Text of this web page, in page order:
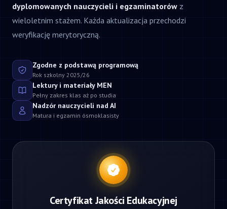
dyplomowanych nauczycieli i egzaminatorów z
wieloletnim stażem. Każda aktualizacja przechodzi
weryfikację merytoryczną.
Zgodne z podstawą programową
Rok szkolny 2025/26
Lektury i materiały MEN
Pełny zakres klas aż po studia
Nadzór nauczycieli nad AI
Matura i egzamin ósmoklasisty
Certyfikat Jakości Edukacyjnej